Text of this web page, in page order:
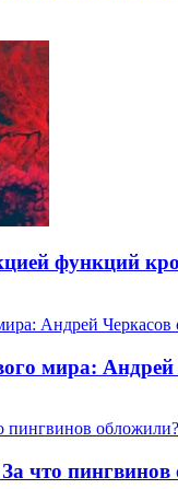
функций
мира:
что пингвинов